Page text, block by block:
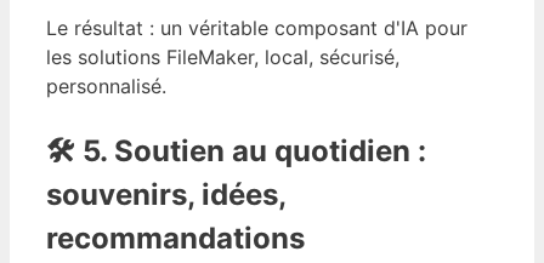
Le résultat : un véritable composant d'IA pour
les solutions FileMaker, local, sécurisé,
personnalisé.
🛠️ 5. Soutien au quotidien :
souvenirs, idées,
recommandations